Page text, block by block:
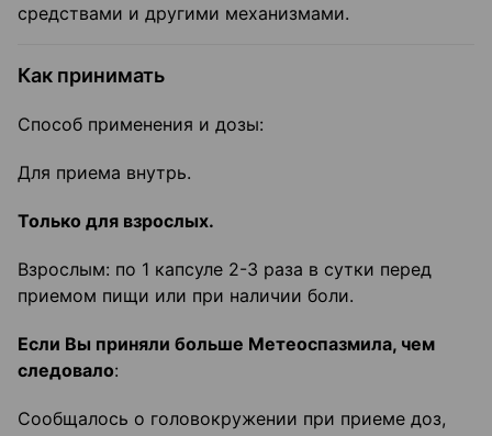
средствами и другими механизмами.
Как принимать
Способ применения и дозы:
Для приема внутрь.
Только для взрослых.
Взрослым: по 1 капсуле 2-3 раза в сутки перед
приемом пищи или при наличии боли.
Если Вы приняли больше Метеоспазмила, чем
следовало:
Сообщалось о головокружении при приеме доз,